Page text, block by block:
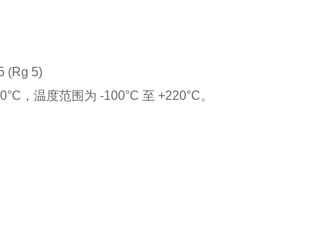
(Rg 5)
，温度范围为 -100°C 至 +220°C。